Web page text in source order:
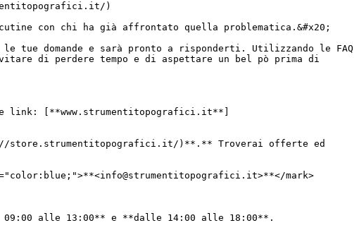
)
con chi ha già affrontato quella problematica.&#x20;
domande e sarà pronto a risponderti. Utilizzando le FAQ
di perdere tempo e di aspettare un bel pò prima di
link: [**www.strumentitopografici.it**]
store.strumentitopografici.it/)**.** Troverai offerte ed
mark>
alle 13:00** e **dalle 14:00 alle 18:00**.